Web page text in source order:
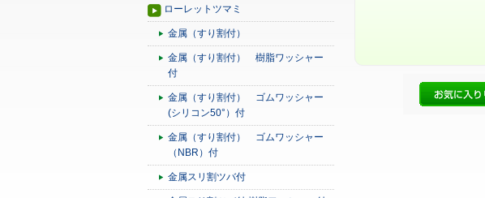
ローレットツマミ
金属（すり割付）
金属（すり割付） 樹脂ワッシャー
付
金属（すり割付） ゴムワッシャー
(シリコン50°）付
金属（すり割付） ゴムワッシャー
（NBR）付
金属スリ割ツバ付